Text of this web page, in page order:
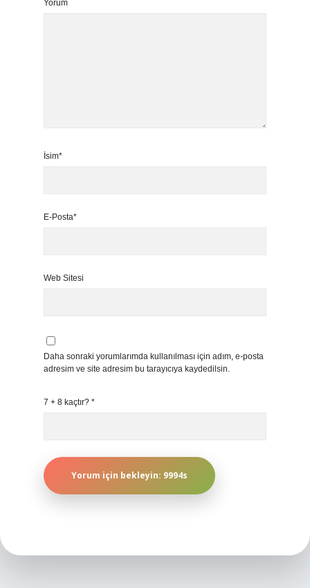
Yorum
İsim*
E-Posta*
Web Sitesi
Daha sonraki yorumlarımda kullanılması için adım, e-posta
adresim ve site adresim bu tarayıcıya kaydedilsin.
7 + 8 kaçtır? *